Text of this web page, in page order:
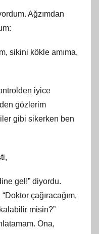
Ağzımdan
sikini kökle amıma,
iyice
gözlerim
gibi sikerken ben
gel!” diyordu.
çağıracağım,
misin?”
Ona,